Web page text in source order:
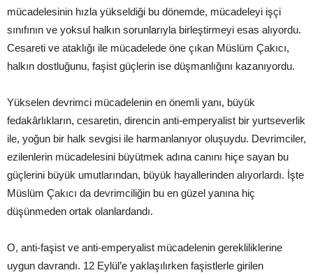
mücadelesinin hızla yükseldiği bu dönemde, mücadeleyi işçi
sınıfının ve yoksul halkın sorunlarıyla birleştirmeyi esas alıyordu.
Cesareti ve ataklığı ile mücadelede öne çıkan Müslüm Çakıcı,
halkın dostluğunu, faşist güçlerin ise düşmanlığını kazanıyordu.
Yükselen devrimci mücadelenin en önemli yanı, büyük
fedakârlıkların, cesaretin, direncin anti-emperyalist bir yurtseverlik
ile, yoğun bir halk sevgisi ile harmanlanıyor oluşuydu. Devrimciler,
ezilenlerin mücadelesini büyütmek adına canını hiçe sayan bu
güçlerini büyük umutlarından, büyük hayallerinden alıyorlardı. İşte
Müslüm Çakıcı da devrimciliğin bu en güzel yanına hiç
düşünmeden ortak olanlardandı.
O, anti-faşist ve anti-emperyalist mücadelenin gerekliliklerine
uygun davrandı. 12 Eylül’e yaklaşılırken faşistlerle girilen